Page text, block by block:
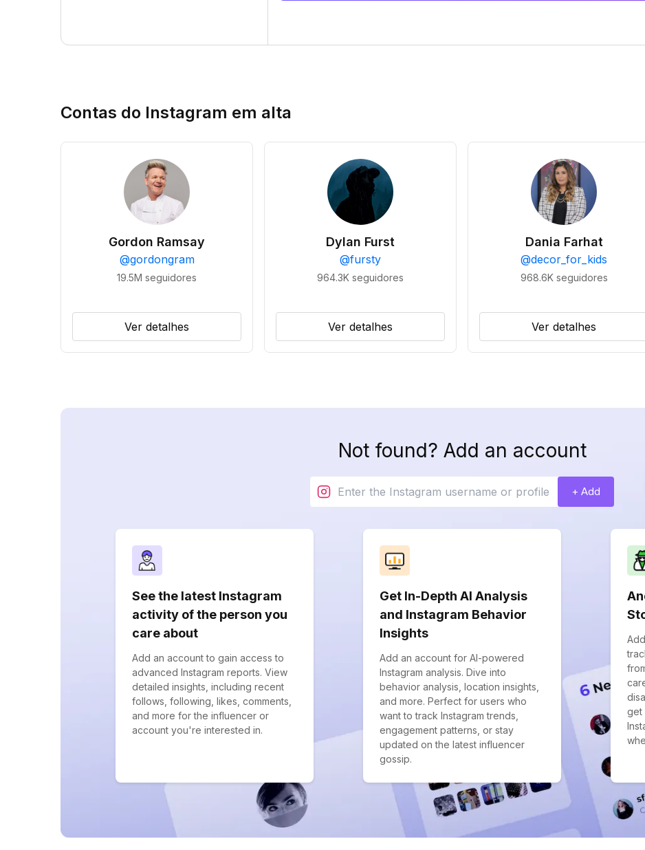
Contas do Instagram em alta
Gordon Ramsay
@gordongram
19.5M seguidores
Ver detalhes
Dylan Furst
@fursty
964.3K seguidores
Ver detalhes
Dania Farhat
@decor_for_kids
968.6K seguidores
Ver detalhes
Not found? Add an account
+ Add
See the latest Instagram
activity of the person you
care about
Add an account to gain access to
advanced Instagram reports. View
detailed insights, including recent
follows, following, likes, comments,
and more for the influencer or
account you're interested in.
Get In-Depth AI Analysis
and Instagram Behavior
Insights
Add an account for AI-powered
Instagram analysis. Dive into
behavior analysis, location insights,
and more. Perfect for users who
want to track Instagram trends,
engagement patterns, or stay
updated on the latest influencer
gossip.
get